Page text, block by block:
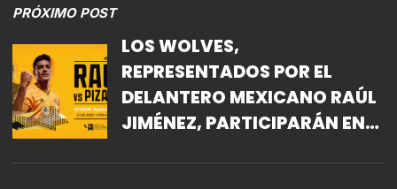
PRÓXIMO POST
LOS WOLVES,
REPRESENTADOS POR EL
DELANTERO MEXICANO RAÚL
JIMÉNEZ, PARTICIPARÁN EN